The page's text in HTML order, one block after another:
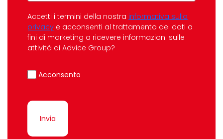
Accetti i termini della nostra informativa sulla
privacy e acconsenti al trattamento dei dati a
fini di marketing a ricevere informazioni sulle
attività di Advice Group?
Acconsento
Invia